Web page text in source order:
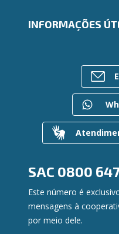
Trabalhe Conosco
Ailos Educação
Gerenciar Cookies
Consórcios
Para empresas
INFORMAÇÕES
Rede de Atendimento
Entre em contato
Canal de Ética
Gerenciamento de
Privacidade e
Dúvidas
SAC 0800
Este número é
mensagens à
por meio dele.